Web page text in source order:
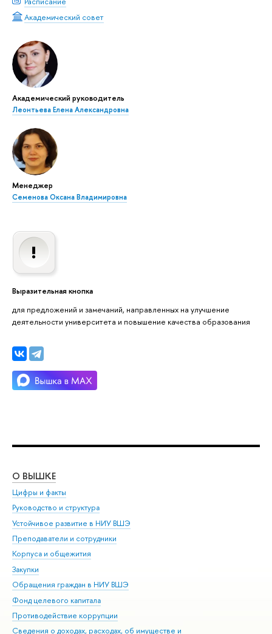
Академический совет
Академический руководитель
Леонтьева Елена Александровна
Менеджер
Семенова Оксана Владимировна
Выразительная кнопка
для предложений и замечаний, направленных на улучшение
деятельности университета и повышение качества образования
О ВЫШКЕ
Цифры и факты
Руководство и структура
Устойчивое развитие в НИУ ВШЭ
Преподаватели и сотрудники
Корпуса и общежития
Закупки
Обращения граждан в НИУ ВШЭ
Фонд целевого капитала
Противодействие коррупции
Сведения о доходах, расходах, об имуществе и